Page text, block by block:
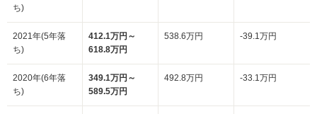
ち)
2021年(5年落
ち)
412.1万円～
618.8万円
538.6万円 -39.1万円
2020年(6年落
ち)
349.1万円～
589.5万円
492.8万円 -33.1万円